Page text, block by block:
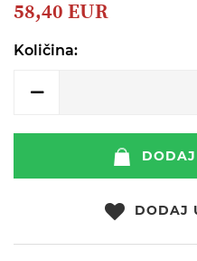
of
images
58,40 EUR
Količina:
DODAJ